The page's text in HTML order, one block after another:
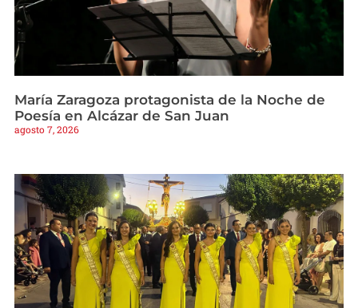
María Zaragoza protagonista de la Noche de
Poesía en Alcázar de San Juan
agosto 7, 2026